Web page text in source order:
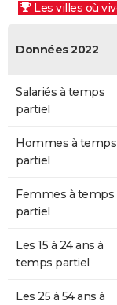
Les villes où
Données 2022
Salariés à temps
partiel
Hommes à temps
partiel
Femmes à temps
partiel
Les 15 à 24 ans à
temps partiel
Les 25 à 54 ans à